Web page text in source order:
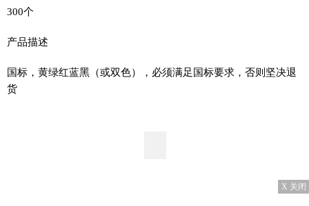
300个
产品描述
国标，黄绿红蓝黑（或双色），必须满足国标要求，否则坚决退
货
X 关闭